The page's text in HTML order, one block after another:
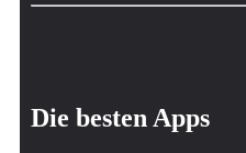
Die besten Apps